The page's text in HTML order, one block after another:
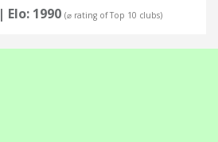
| Elo: 1990 (⌀ rating of Top 10 clubs)